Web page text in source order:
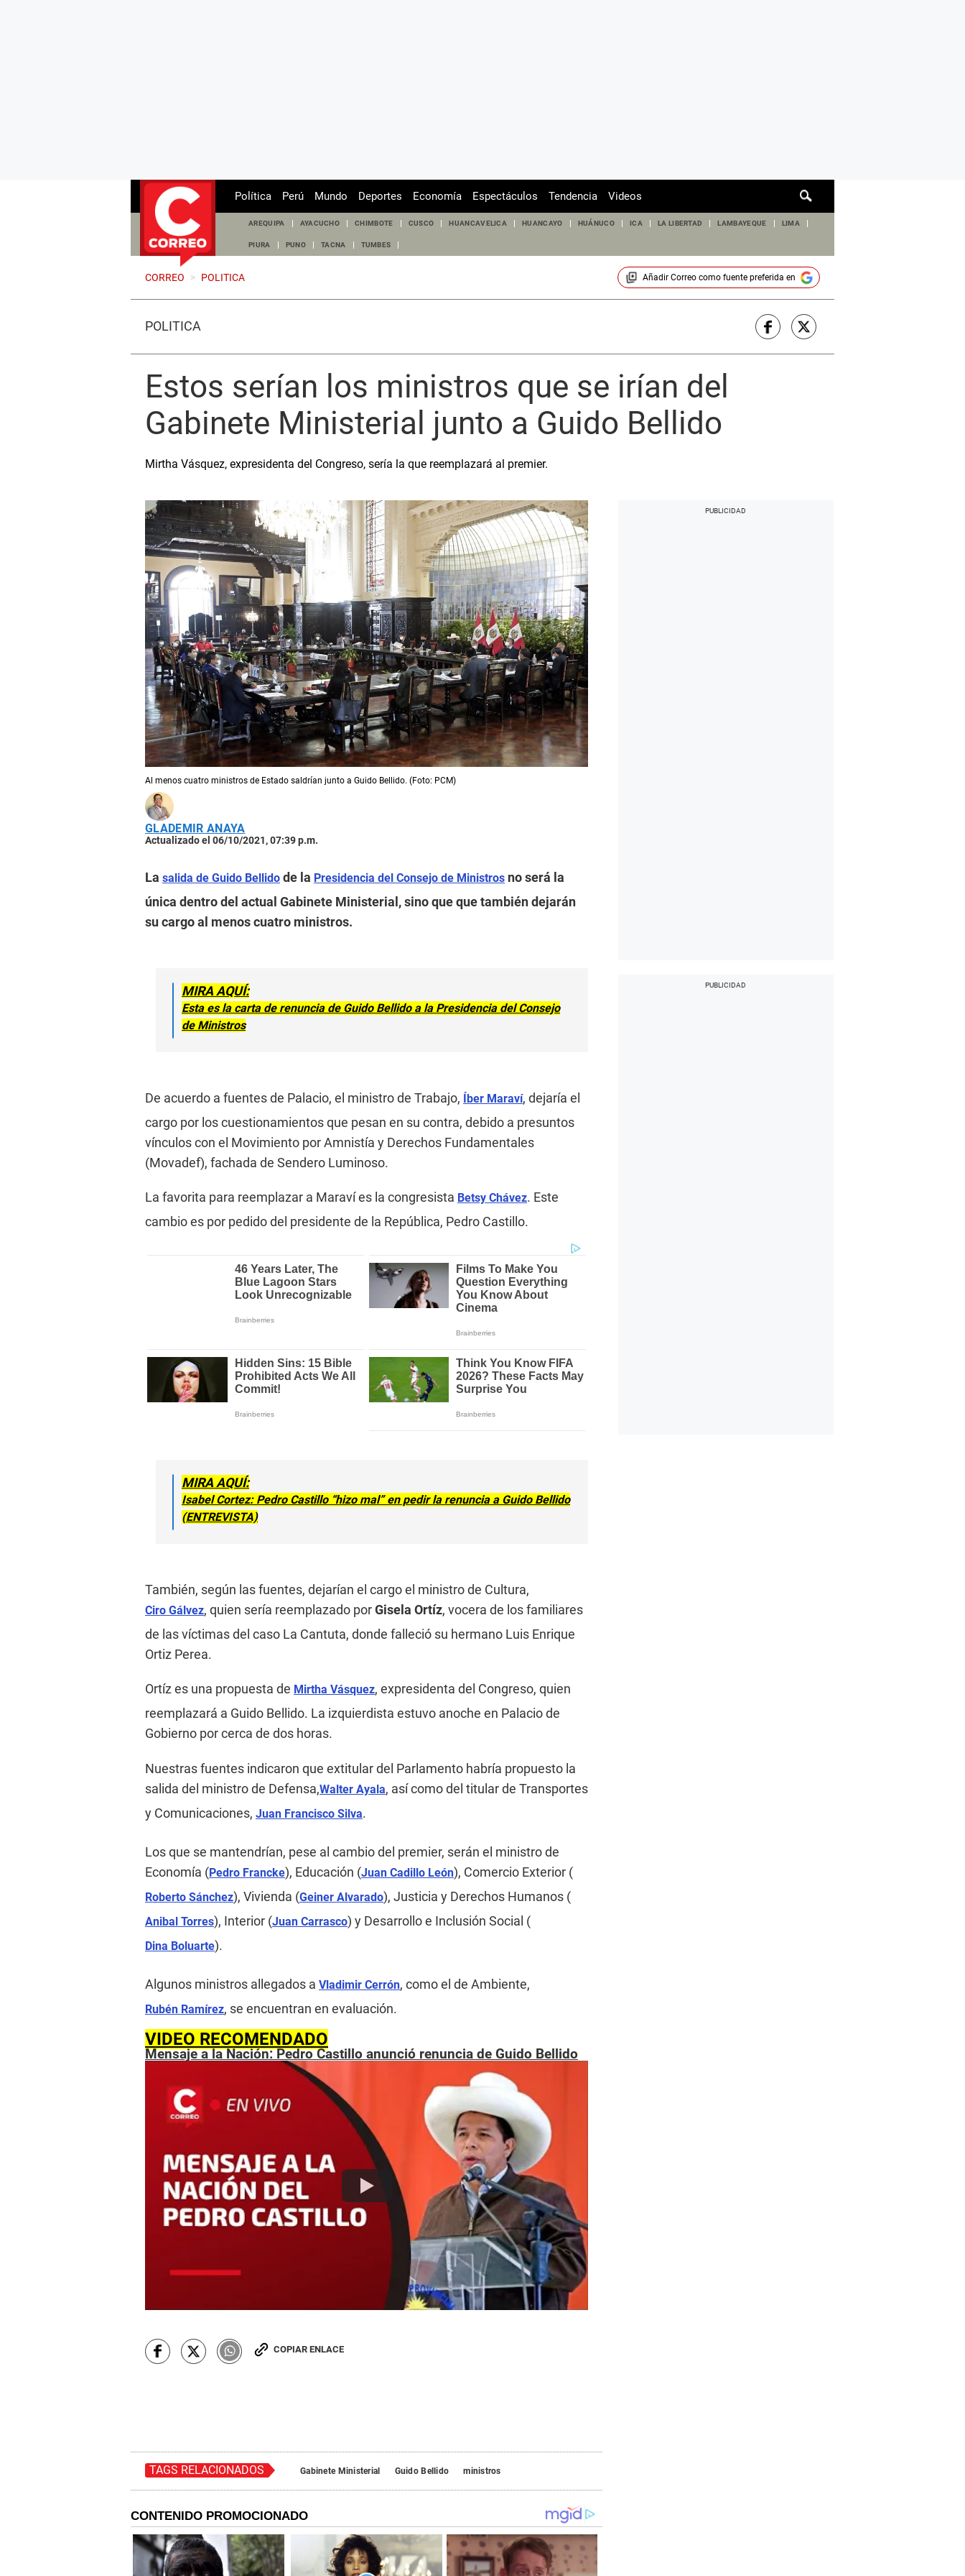
de
Política Perú Mundo Deportes Economía Espectáculos Tendencia Videos
AREQUIPA AYACUCHO CHIMBOTE CUSCO HUANCAVELICA HUANCAYO HUÁNUCO ICA LA LIBERTAD LAMBAYEQUE LIMA
PIURA PUNO TACNA TUMBES
CORREO > POLITICA Añadir Correocomo fuente preferida en
POLÍTICA
Estos serían los ministros que se irían del
Gabinete Ministerial junto a Guido Bellido
Mirtha Vásquez, expresidenta del Congreso, sería la que reemplazará al premier.
Al menos cuatro ministros de Estado saldrían junto a Guido Bellido. (Foto: PCM)
GLADEMIR ANAYA
Actualizado el 06/10/2021, 07:39 p.m.
La salida de Guido Bellido de la Presidencia del Consejo de Ministros no será la
única dentro del actual Gabinete Ministerial, sino que que también dejarán
su cargo al menos cuatro ministros.
MIRA AQUÍ:
Esta es la carta de renuncia de Guido Bellido a la Presidencia del Consejo
de Ministros
De acuerdo a fuentes de Palacio, el ministro de Trabajo, Íber Maraví, dejaría el
cargo por los cuestionamientos que pesan en su contra, debido a presuntos
vínculos con el Movimiento por Amnistía y Derechos Fundamentales
(Movadef), fachada de Sendero Luminoso.
La favorita para reemplazar a Maraví es la congresista Betsy Chávez. Este
cambio es por pedido del presidente de la República, Pedro Castillo.
MIRA AQUÍ:
Isabel Cortez: Pedro Castillo “hizo mal” en pedir la renuncia a Guido Bellido
(ENTREVISTA)
También, según las fuentes, dejarían el cargo el ministro de Cultura,
Ciro Gálvez, quien sería reemplazado porGisela Ortíz, vocera de los familiares
de las víctimas del caso La Cantuta, donde falleció su hermano Luis Enrique
Ortiz Perea.
Ortíz es una propuesta de Mirtha Vásquez, expresidenta del Congreso, quien
reemplazará a Guido Bellido. La izquierdista estuvo anoche en Palacio de
Gobierno por cerca de dos horas.
Nuestras fuentes indicaron que extitular del Parlamento habría propuesto la
salida del ministro de Defensa,Walter Ayala, así como del titular de Transportes
y Comunicaciones, Juan Francisco Silva.
Los que se mantendrían, pese al cambio del premier, serán el ministro de
Economía (Pedro Francke), Educación (Juan Cadillo León), Comercio Exterior (
Roberto Sánchez), Vivienda (Geiner Alvarado), Justicia y Derechos Humanos (
Anibal Torres), Interior (Juan Carrasco) y Desarrollo e Inclusión Social (
Dina Boluarte).
Algunos ministros allegados a Vladimir Cerrón, como el de Ambiente,
Rubén Ramírez, se encuentran en evaluación.
VIDEO RECOMENDADO
Mensaje a la Nación: Pedro Castillo anunció renuncia de Guido Bellido
COPIAR ENLACE
TAGS RELACIONADOS Gabinete Ministerial Guido Bellido ministros